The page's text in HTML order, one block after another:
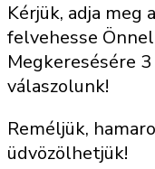
Kérjük, adja meg
felvehesse
Megkeresésére
válaszolunk!
Reméljük,
üdvözölhetjük!